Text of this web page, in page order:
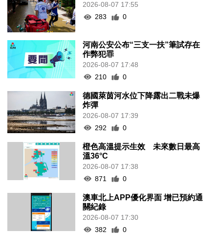
2026-08-07 17:55
283
0
河南公安公布“三支一扶”筆試存在
作弊犯罪
2026-08-07 17:48
210
0
德國萊茵河水位下降露出二戰未爆
炸彈
2026-08-07 17:39
292
0
橙色高溫提示生效 未來數日最高
溫36°C
2026-08-07 17:38
871
0
澳車北上APP優化界面 增已預約通
關紀錄
2026-08-07 17:30
382
0